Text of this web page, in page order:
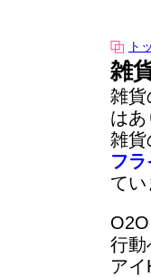
ト
雑
雑貨
は
雑貨
フ
てい
行動
ア